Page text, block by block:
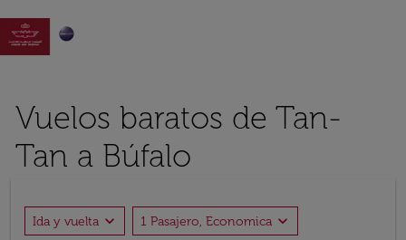

Vuelos baratos de Tan-
Tan a Búfalo
Ida y vuelta expand_more 1 Pasajero, Economica expand_more